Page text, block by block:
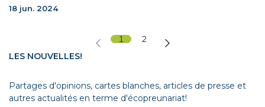
18 jun. 2024
1
2
LES NOUVELLES!
Partages d'opinions, cartes blanches, articles de presse et
autres actualités en terme d'écopreunariat!